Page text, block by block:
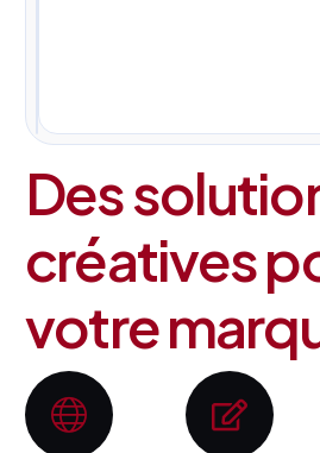
Des
créatives
votre